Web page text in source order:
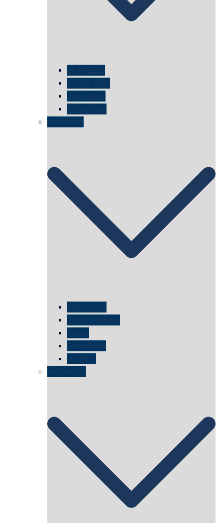
erste Zelle
zweite Zelle
dritte Zelle
vierte Zelle
architektur
kölner oper
WDR Filmhaus
Wege
Strandhaus
unORTE
art cologne